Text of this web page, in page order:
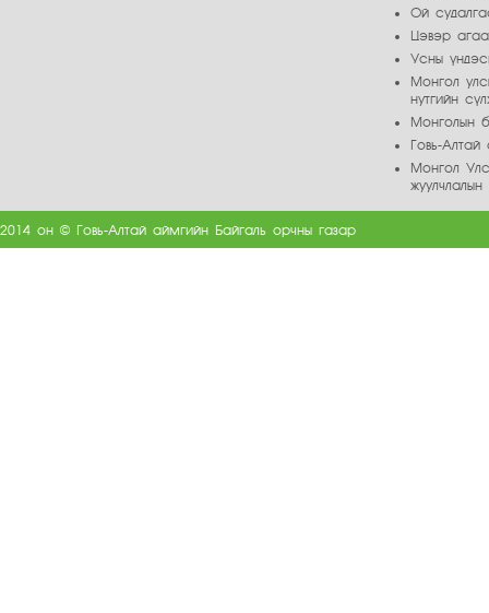
Ой
Цэвэр
Усны
Монгол
нутгийн
Монголын
Говь-
Монгол
2014 он © Говь-Алтай аймгийн Байгаль орчны газар